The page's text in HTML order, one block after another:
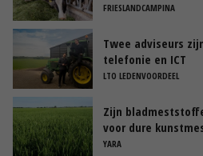
FRIESLANDCAMPINA
Twee adviseurs
telefonie en ICT
LTO LEDENVOORDEEL
Zijn
voor dure
YARA